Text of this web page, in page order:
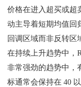
价格在进入超买或超
动主导着短期均值回
回调区域而非反转区
在持续上升趋势中，
非常强劲的趋势中，
标通常会保持在 40